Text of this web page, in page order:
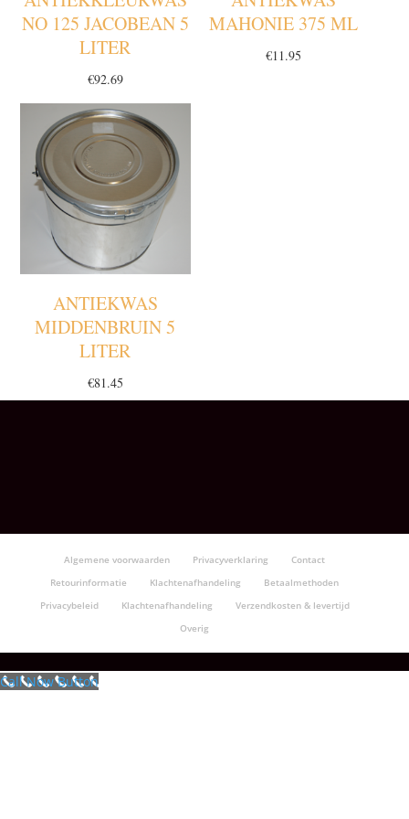
NO 125 JACOBEAN 5
LITER
€92.69
MAHONIE 375 ML
€11.95
ANTIEKWAS
MIDDENBRUIN 5
LITER
€81.45
Algemene voorwaarden Privacyverklaring
Contact
Retourinformatie
Klachtenafhandeling
Betaalmethoden
Privacybeleid
Klachtenafhandeling
Verzendkosten & levertijd
Overig
Call Now Button